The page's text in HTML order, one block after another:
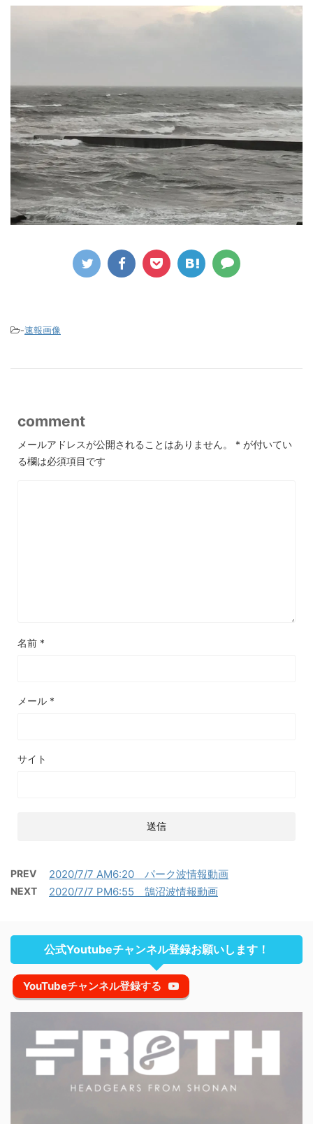
-速報画像
comment
メールアドレスが公開されることはありません。 * が付いてい
る欄は必須項目です
名前 *
メール *
サイト
PREV 2020/7/7 AM6:20 パーク波情報動画
NEXT 2020/7/7 PM6:55 鵠沼波情報動画
公式Youtubeチャンネル登録お願いします！
YouTubeチャンネル登録する